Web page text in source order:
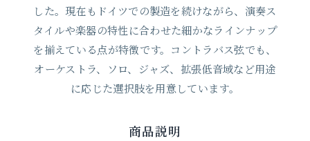
した。現在もドイツでの製造を続けながら、演奏ス
タイルや楽器の特性に合わせた細かなラインナップ
を揃えている点が特徴です。コントラバス弦でも、
オーケストラ、ソロ、ジャズ、拡張低音域など用途
に応じた選択肢を用意しています。
商品説明